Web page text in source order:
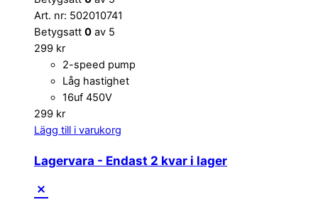
Art. nr: 502010741
Betygsatt 0 av 5
299 kr
2-speed pump
Låg hastighet
16uf 450V
299 kr
Lägg till i varukorg
Lagervara - Endast 2 kvar i lager